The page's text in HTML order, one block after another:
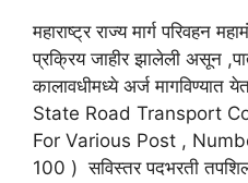
महाराष्ट्र राज्य मार्ग परिवहन
प्रक्रिय जाहीर झालेली असून
कालावधीमध्ये अर्ज
State Road Transport
For Various Post ,
100 ) सविस्तर पदभरती